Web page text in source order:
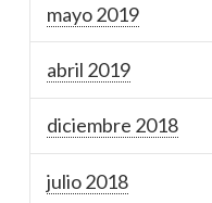
mayo 2019
abril 2019
diciembre 2018
julio 2018